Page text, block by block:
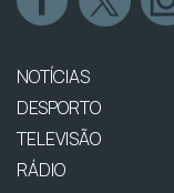
NOTÍCIAS
DESPORTO
TELEVISÃO
RÁDIO